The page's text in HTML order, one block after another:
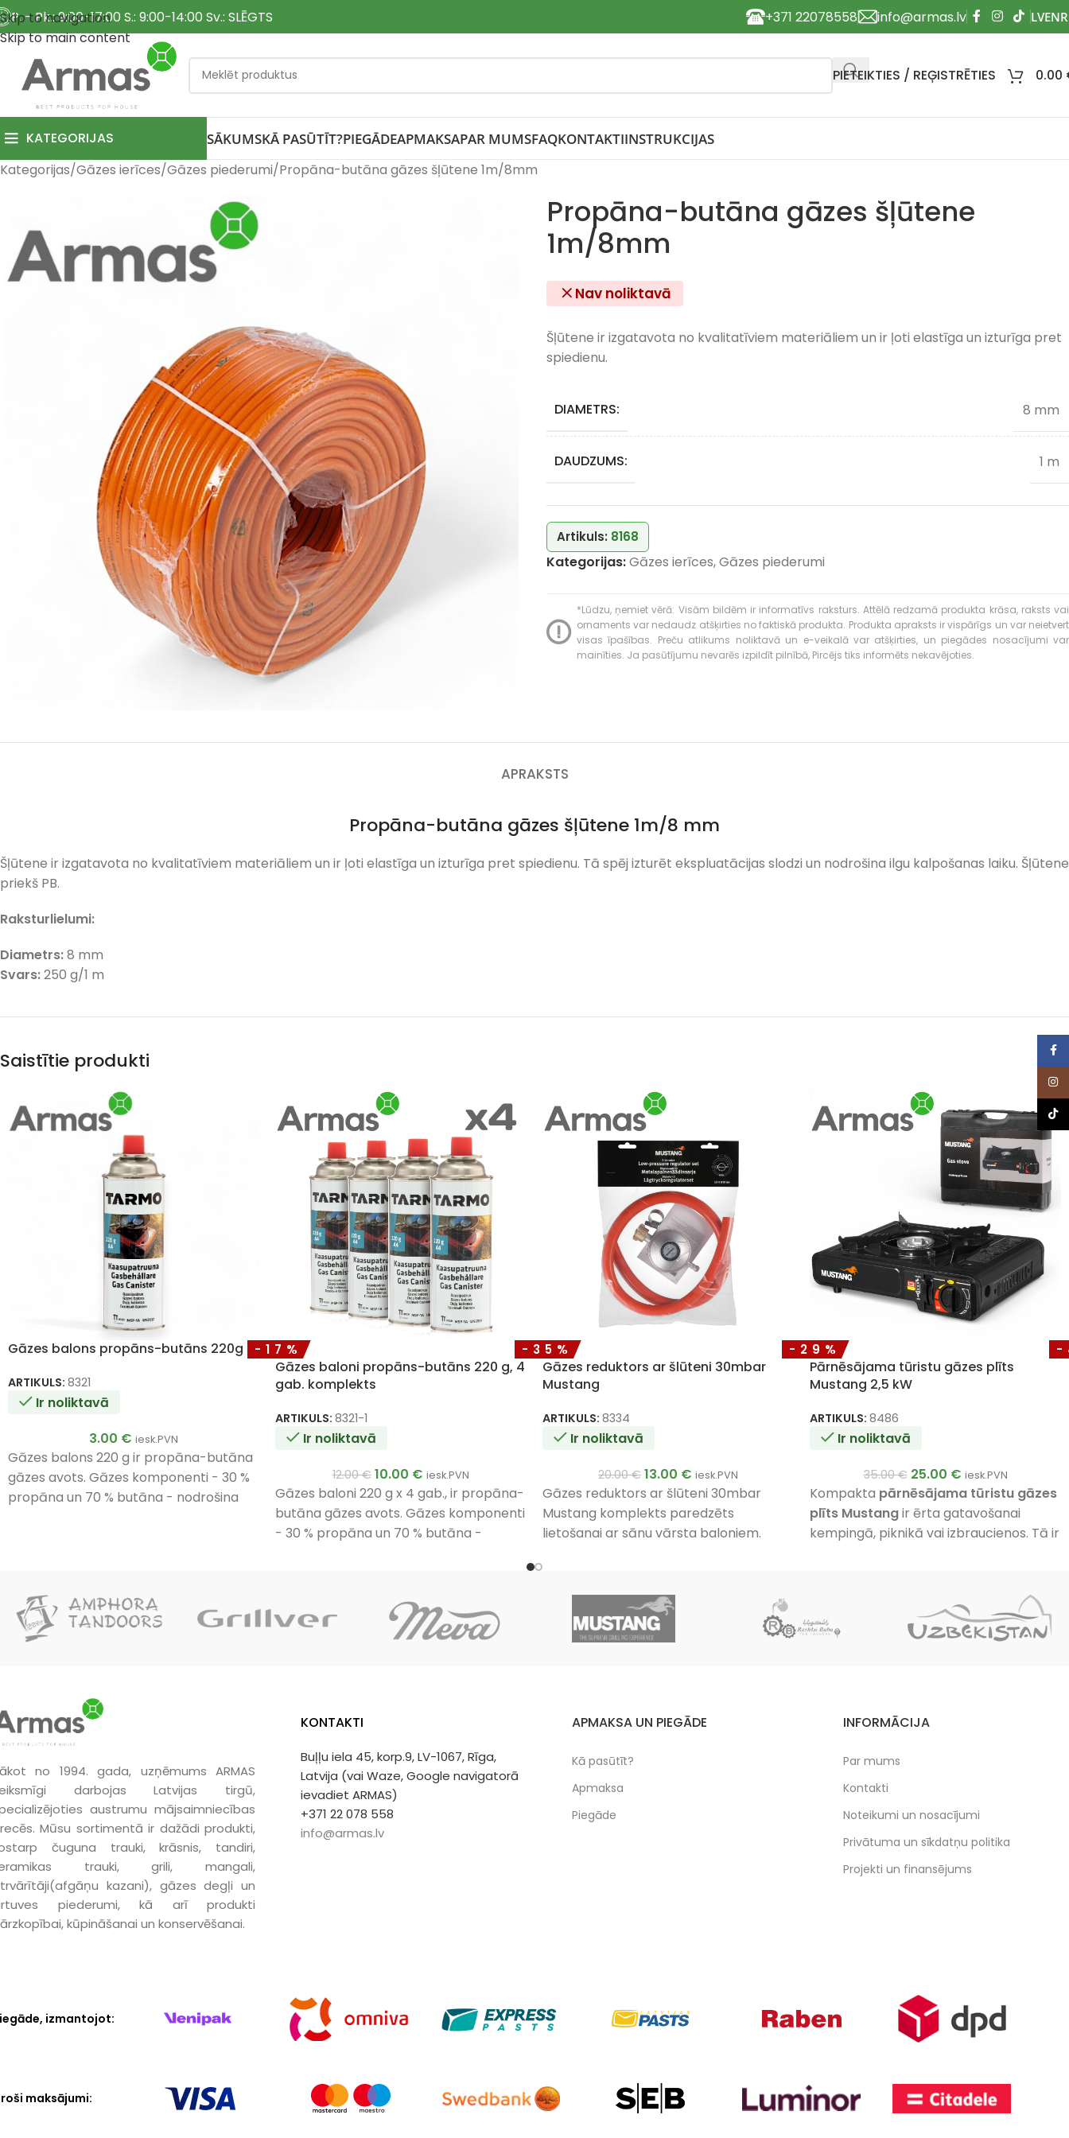
Skip to navigation
Skip to main content
P. - Pk.: 9:00-17:00 S.: 9:00-14:00 Sv.: SLĒGTS +371 22078558 info@armas.lv
PIETEIKTIES / REĢISTRĒTIES 0.00
KATEGORIJAS SĀKUMSKĀ PASŪTĪT?PIEGĀDEAPMAKSAPAR MUMSFAQKONTAKTIINSTRUKCIJAS
Kategorijas Gāzes ierīces Gāzes piederumi Propāna-butāna gāzes šļūtene 1m/8mm
Propāna-butāna gāzes šļūtene
1m/8mm
Nav noliktavā
Šļūtene ir izgatavota no kvalitatīviem materiāliem un ir ļoti elastīga un izturīga pret
spiedienu.
DIAMETRS: 8 mm
DAUDZUMS: 1 m
Artikuls: 8168
Kategorijas:Gāzes ierīces,Gāzes piederumi
*Lūdzu, ņemiet vērā: Visām bildēm ir informatīvs raksturs. Attēlā redzamā produkta krāsa, raksts vai
ornaments var nedaudz atšķirties no faktiskā produkta. Produkta apraksts ir vispārīgs un var neietvert
visas īpašības. Preču atlikums noliktavā un e-veikalā var atšķirties, un piegādes nosacījumi var
mainīties. Ja pasūtījumu nevarēs izpildīt pilnībā, Pircējs tiks informēts nekavējoties.
APRAKSTS
Propāna-butāna gāzes šļūtene 1m/8 mm
Šļūtene ir izgatavota no kvalitatīviem materiāliem un ir ļoti elastīga un izturīga pret spiedienu. Tā spēj izturēt ekspluatācijas slodzi un nodrošina ilgu kalpošanas laiku. Šļūtene
priekš PB.
Raksturlielumi:
Diametrs:8 mm
Svars:250 g/1 m
Saistītie produkti
Gāzes balons propāns-butāns 220g
ARTIKULS: 8321
Ir noliktavā
3.00 € iesk.PVN
Gāzes balons 220 g ir propāna-butāna
gāzes avots. Gāzes komponenti - 30 %
propāna un 70 % butāna - nodrošina
-17%
Gāzes baloni propāns-butāns 220 g, 4
gab. komplekts
ARTIKULS: 8321-1
Ir noliktavā
12.00€ 10.00 € iesk.PVN
Gāzes baloni 220 g x 4 gab., ir propāna-
butāna gāzes avots. Gāzes komponenti
- 30 % propāna un 70 % butāna -
-35%
Gāzes reduktors ar šlūteni 30mbar
Mustang
ARTIKULS: 8334
Ir noliktavā
20.00€ 13.00 € iesk.PVN
Gāzes reduktors ar šlūteni 30mbar
Mustang komplekts paredzēts
lietošanai ar sānu vārsta baloniem.
-29%
Pārnēsājama tūristu gāzes plīts
Mustang 2,5 kW
ARTIKULS: 8486
Ir noliktavā
35.00€ 25.00 € iesk.PVN
Kompakta pārnēsājama tūristu gāzes
plīts Mustangir ērta gatavošanai
kempingā, piknikā vai izbraucienos. Tā ir
Darbojas ar
220 g butāna gāzes baloniem(EN 417)
un nodrošina stabilu liesmu ikdienas
-
no 1994. gada, uzņēmums ARMAS
darbojas Latvijas tirgū,
austrumu mājsaimniecības
Mūsu sortimentā ir dažādi produkti,
čuguna trauki, krāsnis, tandiri,
trauki, grili, mangali,
kazani), gāzes degļi un
piederumi, kā arī produkti
kūpināšanai un konservēšanai.
KONTAKTI
Buļļu iela 45, korp.9, LV-1067, Rīga,
Latvija (vai Waze, Google navigatorā
ievadiet ARMAS)
+371 22 078 558
info@armas.lv
APMAKSA UN PIEGĀDE
Kā pasūtīt?
Apmaksa
Piegāde
INFORMĀCIJA
Par mums
Kontakti
Noteikumi un nosacījumi
Privātuma un sīkdatņu politika
Projekti un finansējums
izmantojot:
maksājumi: